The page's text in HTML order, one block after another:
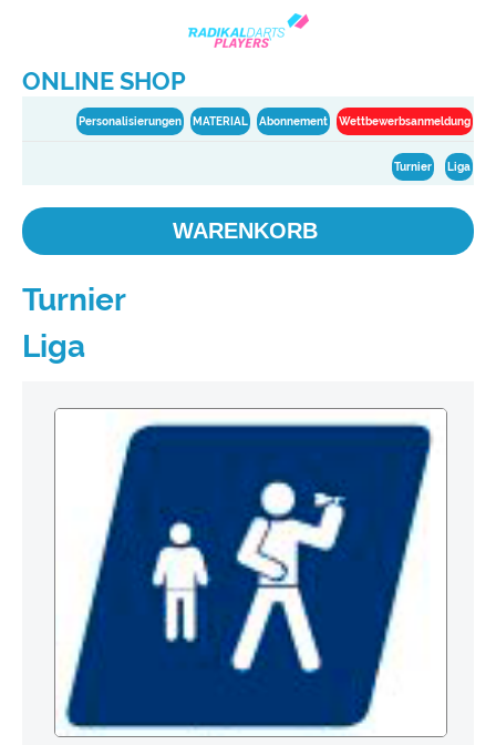
ONLINE SHOP
Personalisierungen MATERIAL Abonnement Wettbewerbsanmeldung
Turnier Liga
WARENKORB
Turnier
Liga